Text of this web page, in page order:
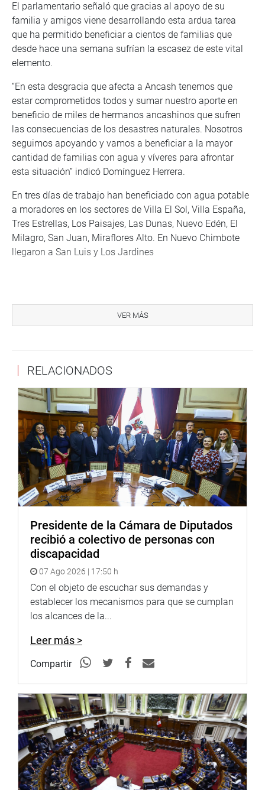
El parlamentario señaló que gracias al apoyo de su
familia y amigos viene desarrollando esta ardua tarea
que ha permitido beneficiar a cientos de familias que
desde hace una semana sufrían la escasez de este vital
elemento.
“En esta desgracia que afecta a Ancash tenemos que
estar comprometidos todos y sumar nuestro aporte en
beneficio de miles de hermanos ancashinos que sufren
las consecuencias de los desastres naturales. Nosotros
seguimos apoyando y vamos a beneficiar a la mayor
cantidad de familias con agua y víveres para afrontar
esta situación” indicó Domínguez Herrera.
En tres días de trabajo han beneficiado con agua potable
a moradores en los sectores de Villa El Sol, Villa España,
Tres Estrellas, Los Paisajes, Las Dunas, Nuevo Edén, El
Milagro, San Juan, Miraflores Alto. En Nuevo Chimbote
llegaron a San Luis y Los Jardines
VER MÁS
RELACIONADOS
Presidente de la Cámara de Diputados
recibió a colectivo de personas con
discapacidad
07 Ago 2026 | 17:50 h
Con el objeto de escuchar sus demandas y
establecer los mecanismos para que se cumplan
los alcances de la...
Leer más >
Compartir